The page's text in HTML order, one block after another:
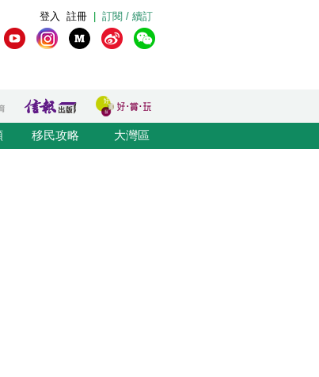
訂閱 / 續訂
註冊
登入
移民攻略 大灣區